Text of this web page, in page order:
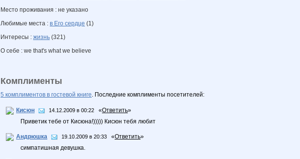
Место проживания : не указано
Любимые места : в Его сердце (1)
Интересы : жизнь (321)
О себе : we that's what we believe
Комплименты
5 комплиментов в гостевой книге. Последние комплименты посетителей:
Кисюн 14.12.2009 в 00:22 «Ответить»
Приветик тебе от Кисюна!))))) Кисюн тебя любит
Андрюшка 19.10.2009 в 20:33 «Ответить»
симпатишная девушка.